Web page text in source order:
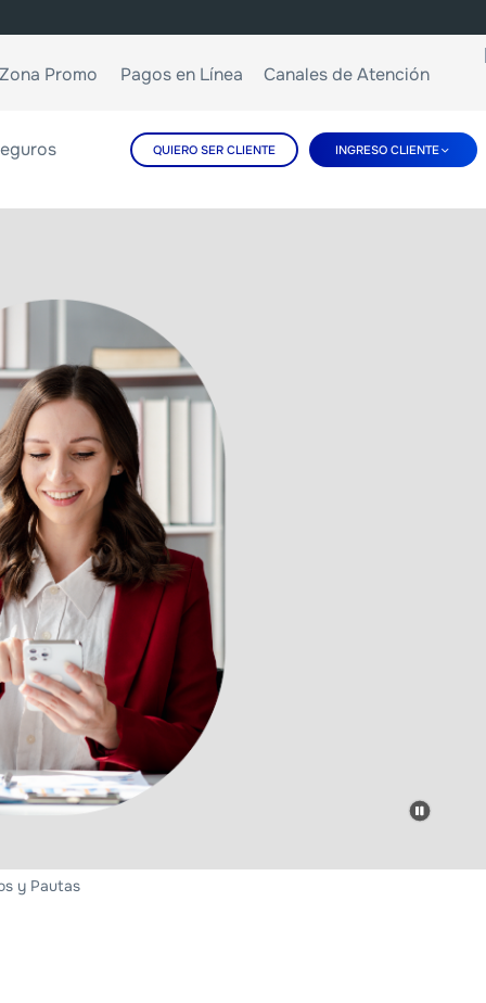
Zona Promo Pagos en Línea Canales de Atención
QUIERO SER CLIENTE INGRESO CLIENTE
y Pautas